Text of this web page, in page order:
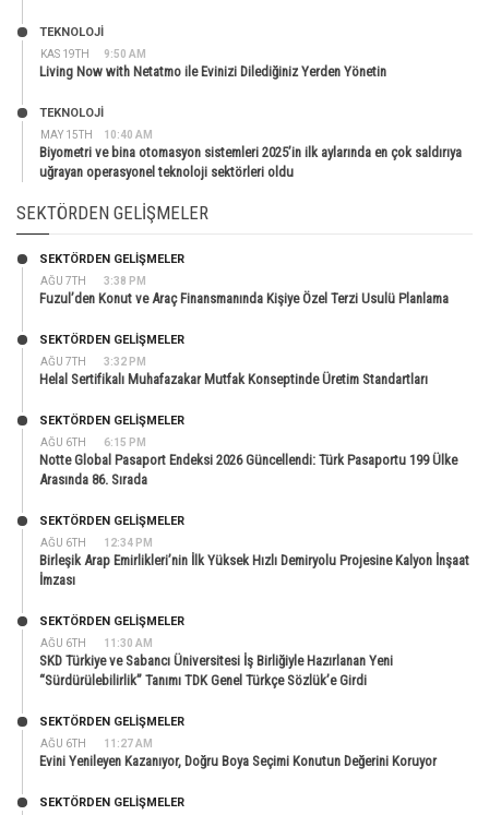
KAS 19TH 9:50 AM
TEKNOLOJİ
Living Now with Netatmo ile Evinizi Dilediğiniz Yerden Yönetin
MAY 15TH 10:40 AM
TEKNOLOJİ
Biyometri ve bina otomasyon sistemleri 2025’in ilk aylarında en çok saldırıya
uğrayan operasyonel teknoloji sektörleri oldu
SEKTÖRDEN GELIŞMELER
AĞU 7TH 3:38 PM
SEKTÖRDEN GELIŞMELER
Fuzul’den Konut ve Araç Finansmanında Kişiye Özel Terzi Usulü Planlama
AĞU 7TH 3:32 PM
SEKTÖRDEN GELIŞMELER
Helal Sertifikalı Muhafazakar Mutfak Konseptinde Üretim Standartları
AĞU 6TH 6:15 PM
SEKTÖRDEN GELIŞMELER
Notte Global Pasaport Endeksi 2026 Güncellendi: Türk Pasaportu 199 Ülke
Arasında 86. Sırada
AĞU 6TH 12:34 PM
SEKTÖRDEN GELIŞMELER
Birleşik Arap Emirlikleri’nin İlk Yüksek Hızlı Demiryolu Projesine Kalyon İnşaat
İmzası
AĞU 6TH 11:30 AM
SEKTÖRDEN GELIŞMELER
SKD Türkiye ve Sabancı Üniversitesi İş Birliğiyle Hazırlanan Yeni
“Sürdürülebilirlik” Tanımı TDK Genel Türkçe Sözlük’e Girdi
AĞU 6TH 11:27 AM
SEKTÖRDEN GELIŞMELER
Evini Yenileyen Kazanıyor, Doğru Boya Seçimi Konutun Değerini Koruyor
SEKTÖRDEN GELIŞMELER